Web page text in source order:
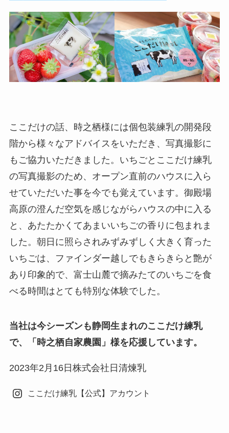
ここだけの話、時之栖様には個包装練乳の開発段
階から様々なアドバイスをいただき、写真撮影に
もご協力いただきました。いちごとここだけ練乳
の写真撮影のため、オープン直前のハウスに入ら
せていただいた事を今でも覚えています。御殿場
高原の澄んだ空気を感じながらハウスの中に入る
と、あたたかくてあまいいちごの香りに包まれま
した。朝日に照らされみずみずしく大きく育った
いちごは、ファインダー越しでもきらきらと艶が
あり印象的で、富士山麓で摘みたてのいちごを食
べる時間はとても特別な体験でした。
当社は今シーズンも静岡生まれのここだけ練乳
で、「時之栖自家農園」様を応援しています。
2023年2月16日株式会社日清煉乳
ここだけ練乳【公式】アカウント